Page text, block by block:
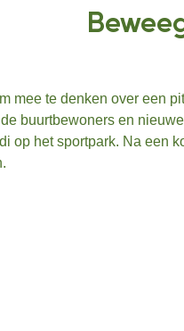
mee te denken over
buurtbewoners en
op het sportpark. Na